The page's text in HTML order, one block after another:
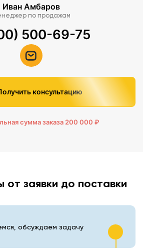
Иван Амбаров
по продажам
500-69-75
консультацию
сумма заказа 200 000 ₽
заявки до поставки
обсуждаем задачу